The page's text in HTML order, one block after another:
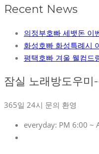
Recent News
의정부호빠 세뱃돈 이
화성호빠 화성특례시
평택호빠 겨울 웰컴드
잠실 노래방도우미
365일 24시 문의 환영
everyday: PM 6:00 ~